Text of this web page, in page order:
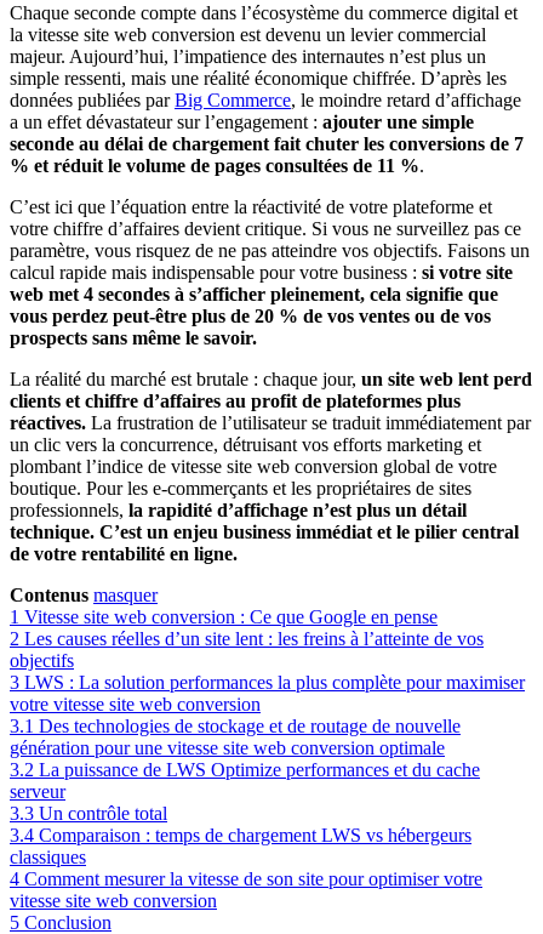
Chaque seconde compte dans l’écosystème du commerce digital et
la vitesse site web conversion est devenu un levier commercial
majeur. Aujourd’hui, l’impatience des internautes n’est plus un
simple ressenti, mais une réalité économique chiffrée. D’après les
données publiées parBig Commerce, le moindre retard d’affichage
a un effet dévastateur sur l’engagement : ajouter une simple
seconde au délai de chargement fait chuter les conversions de 7
% et réduit le volume de pages consultées de 11 %.
C’est ici que l’équation entre la réactivité de votre plateforme et
votre chiffre d’affaires devient critique. Si vous ne surveillez pas ce
paramètre, vous risquez de ne pas atteindre vos objectifs. Faisons un
calcul rapide mais indispensable pour votre business : si votre site
web met 4 secondes à s’afficher pleinement, cela signifie que
vous perdez peut-être plus de 20 % de vos ventes ou de vos
prospects sans même le savoir.
La réalité du marché est brutale : chaque jour, un site web lent perd
clients et chiffre d’affaires au profit de plateformes plus
réactives. La frustration de l’utilisateur se traduit immédiatement par
un clic vers la concurrence, détruisant vos efforts marketing et
plombant l’indice de vitesse site web conversion global de votre
boutique. Pour les e-commerçants et les propriétaires de sites
professionnels, la rapidité d’affichage n’est plus un détail
technique. C’est un enjeu business immédiat et le pilier central
de votre rentabilité en ligne.
Contenus masquer
1 Vitesse site web conversion : Ce que Google en pense
2 Les causes réelles d’un site lent : les freins à l’atteinte de vos
objectifs
3 LWS : La solution performances la plus complète pour maximiser
votre vitesse site web conversion
3.1 Des technologies de stockage et de routage de nouvelle
génération pour une vitesse site web conversion optimale
3.2 La puissance de LWS Optimize performances et du cache
serveur
3.3 Un contrôle total
3.4 Comparaison : temps de chargement LWS vs hébergeurs
classiques
4 Comment mesurer la vitesse de son site pour optimiser votre
vitesse site web conversion
5 Conclusion